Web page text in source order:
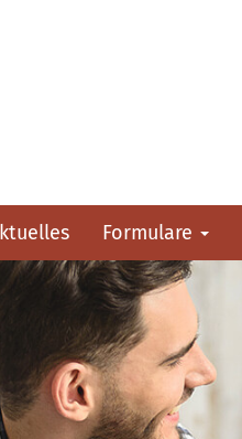
Formulare